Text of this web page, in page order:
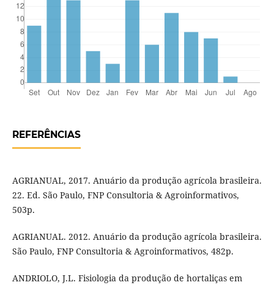
REFERÊNCIAS
AGRIANUAL, 2017. Anuário da produção agrícola brasileira.
22. Ed. São Paulo, FNP Consultoria & Agroinformativos,
503p.
AGRIANUAL. 2012. Anuário da produção agrícola brasileira.
São Paulo, FNP Consultoria & Agroinformativos, 482p.
ANDRIOLO, J.L. Fisiologia da produção de hortaliças em